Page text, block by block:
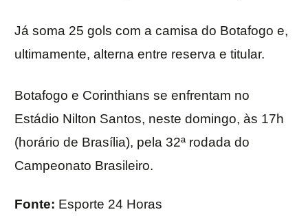
Já soma 25 gols com a camisa do Botafogo e,
ultimamente, alterna entre reserva e titular.
Botafogo e Corinthians se enfrentam no
Estádio Nilton Santos, neste domingo, às 17h
(horário de Brasília), pela 32ª rodada do
Campeonato Brasileiro.
Fonte: Esporte 24 Horas